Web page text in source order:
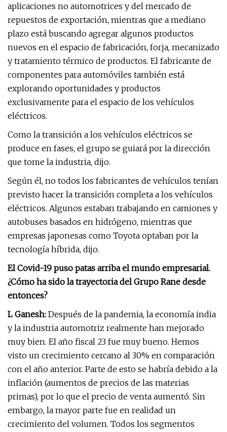
aplicaciones no automotrices y del mercado de
repuestos de exportación, mientras que a mediano
plazo está buscando agregar algunos productos
nuevos en el espacio de fabricación, forja, mecanizado
y tratamiento térmico de productos. El fabricante de
componentes para automóviles también está
explorando oportunidades y productos
exclusivamente para el espacio de los vehículos
eléctricos.
Como la transición a los vehículos eléctricos se
produce en fases, el grupo se guiará por la dirección
que tome la industria, dijo.
Según él, no todos los fabricantes de vehículos tenían
previsto hacer la transición completa a los vehículos
eléctricos. Algunos estaban trabajando en camiones y
autobuses basados ​​en hidrógeno, mientras que
empresas japonesas como Toyota optaban por la
tecnología híbrida, dijo.
El Covid-19 puso patas arriba el mundo empresarial.
¿Cómo ha sido la trayectoria del Grupo Rane desde
entonces?
L Ganesh: Después de la pandemia, la economía india
y la industria automotriz realmente han mejorado
muy bien. El año fiscal 23 fue muy bueno. Hemos
visto un crecimiento cercano al 30% en comparación
con el año anterior. Parte de esto se habría debido a la
inflación (aumentos de precios de las materias
primas), por lo que el precio de venta aumentó. Sin
embargo, la mayor parte fue en realidad un
crecimiento del volumen. Todos los segmentos